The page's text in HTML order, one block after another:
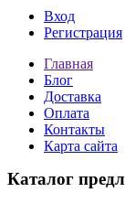
Вход
Регистрация
Главная
Блог
Доставка
Оплата
Контакты
Карта сайта
Каталог